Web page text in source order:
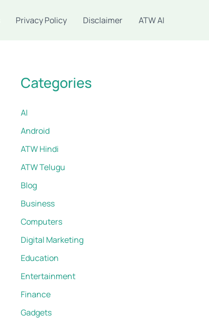
Privacy Policy Disclaimer ATW AI
Categories
AI
Android
ATW Hindi
ATW Telugu
Blog
Business
Computers
Digital Marketing
Education
Entertainment
Finance
Gadgets